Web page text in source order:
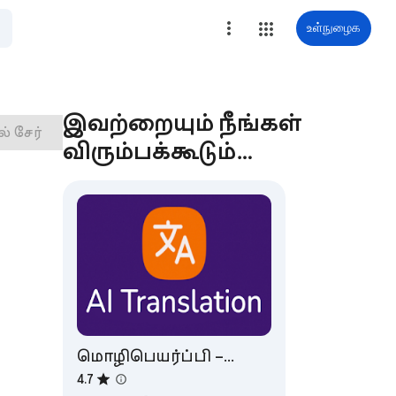
உள்நுழைக
சேர்
இவற்றையும் நீங்கள்
விரும்பக்கூடும்…
மொழிபெயர்ப்பி –
Translate English to Tamil
4.7